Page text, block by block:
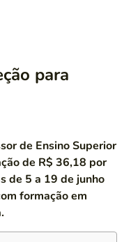
para
de Ensino Superior
de R$ 36,18 por
de 5 a 19 de junho
formação em